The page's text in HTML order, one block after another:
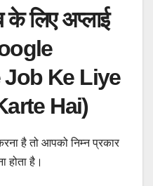
लिए अप्लाई
Ke Liye
Hai)
है तो आपको निम्न प्रकार
होता है।